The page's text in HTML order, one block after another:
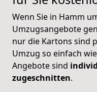
Wenn Sie in Hamm
Umzugsangebote
nur die Kartons sind
Umzug so einfach
Angebote sind
zugeschnitten.